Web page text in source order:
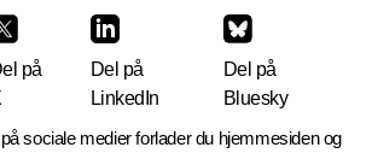
på
Del på
LinkedIn
Del på
Bluesky
sociale medier forlader du hjemmesiden og